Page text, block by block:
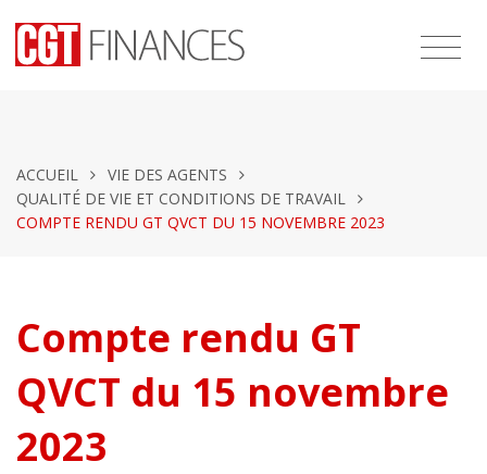
ACCUEIL
VIE DES AGENTS
QUALITÉ DE VIE ET CONDITIONS DE TRAVAIL
COMPTE RENDU GT QVCT DU 15 NOVEMBRE 2023
Compte rendu GT
QVCT du 15 novembre
2023